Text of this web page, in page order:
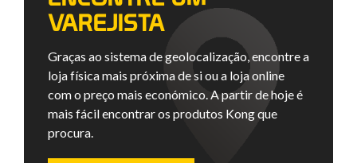
VAREJISTA
Graças ao sistema de geolocalização, encontre a
loja física mais próxima de si ou a loja online
com o preço mais económico. A partir de hoje é
mais fácil encontrar os produtos Kong que
procura.